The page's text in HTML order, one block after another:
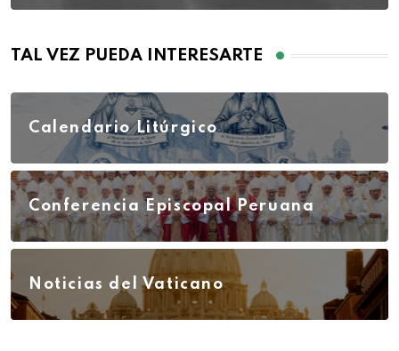
TAL VEZ PUEDA INTERESARTE
Calendario Litúrgico
Conferencia Episcopal Peruana
Noticias del Vaticano